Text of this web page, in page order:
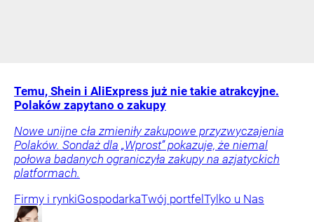
Temu, Shein i AliExpress już nie takie atrakcyjne.
Polaków zapytano o zakupy
Nowe unijne cła zmieniły zakupowe przyzwyczajenia
Polaków. Sondaż dla „Wprost” pokazuje, że niemal
połowa badanych ograniczyła zakupy na azjatyckich
platformach.
Firmy i rynkiGospodarkaTwój portfel Tylko u Nas